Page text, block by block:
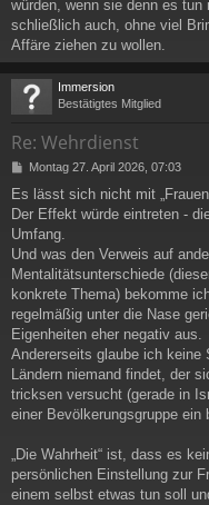
r
a
g
würden, wenn sie denn es
schließlich auch, ohne viel
Affäre ziehen zu wollen.
Immersion
Bestätigtes Mitglied
Re: Wehrdienst
B
i
t
r
a
Montag 27. April 2026, 07:03
Es lässt sich nicht mit
Der Effekt würde eintreten -
Umfang.
Und was den Verweis auf
Mentalitätsunterschiede
konkrete Thema) bekomme
regelmäßig unter die Nase
Eigenheiten eher negativ aus.
Andererseits glaube ich keine
Ländern niemand findet, der
tricksen versucht (gerade in
einer Bevölkerungsgruppe ein
„Die Wahrheit“ ist, dass es
persönlichen Einstellung zur
einem selbst etwas tun soll